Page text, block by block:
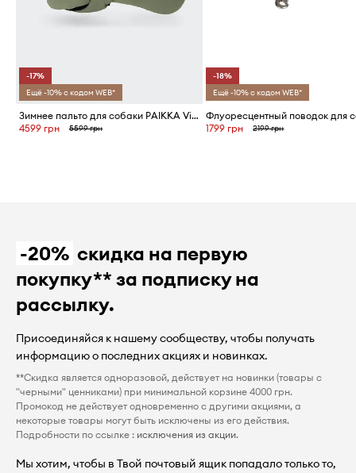
-17%
Ещё -10% с кодом WEB*
Зимнее пальто для собаки PAIKKA Visibility Winter Jacket 48 x 42 x 2,1 cm
4599 грн
5599 грн
-18%
Ещё -10% с кодом WEB*
1799 грн 2199 грн
-20% скидка на первую
покупку** за подписку на
рассылку.
Присоединяйся к нашему сообществу, чтобы получать
информацию о последних акциях и новинках.
**Скидка является одноразовой, действует на новинки (товары с
"черными" ценниками) при минимальной корзине 4000 грн.
Промокод не действует одновременно с другими акциями, а
некоторые товары могут быть исключены из его действия.
Подробности по ссылке : исключения из акции.
Мы хотим, чтобы в Твой почтовый ящик попадало только то,